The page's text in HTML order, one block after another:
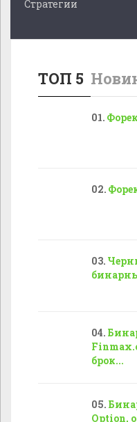
Стратегии
ТОП 5
брок...
Option,